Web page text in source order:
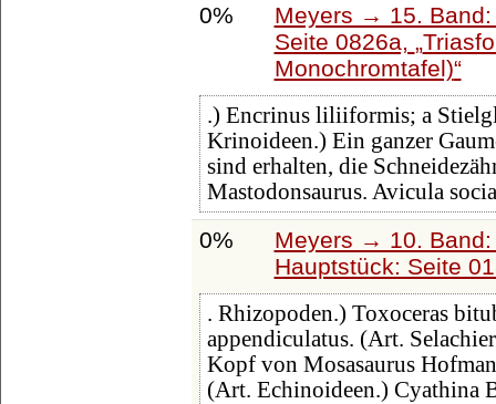
0%
Meyers → 15.
Seite 0826a,
Monochromtafel)
.) Encrinus liliiformis; a
Krinoideen.) Ein ganzer
sind erhalten, die
Mastodonsaurus. Avicula
0%
Meyers → 10.
Hauptstück: Seite
. Rhizopoden.) Toxoceras
appendiculatus. (Art.
Kopf von Mosasaurus
(Art. Echinoideen.) Cyathina